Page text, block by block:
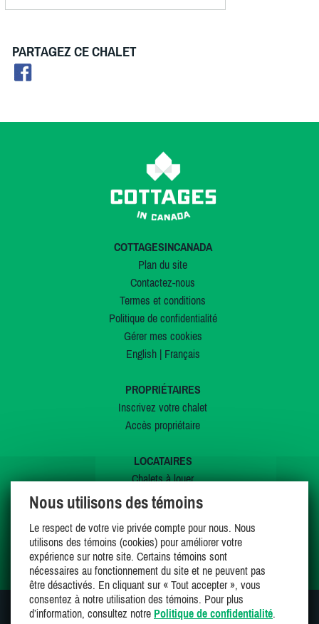
PARTAGEZ CE CHALET
COTTAGESINCANADA
Plan du site
Contactez-nous
Termes et conditions
Politique de confidentialité
Gérer mes cookies
English| Français
PROPRIÉTAIRES
Inscrivez votre chalet
Accès propriétaire
LOCATAIRES
Chalets à louer
Chalets à vendre
Offres spéciales
Mes favoris
SUIVEZ-NOUS SUR
Nous utilisons des témoins
Le respect de votre vie privée compte pour nous. Nous
utilisons des témoins (cookies) pour améliorer votre
expérience sur notre site. Certains témoins sont
nécessaires au fonctionnement du site et ne peuvent pas
être désactivés. En cliquant sur « Tout accepter », vous
consentez à notre utilisation des témoins. Pour plus
d’information, consultez notre Politique de confidentialité.